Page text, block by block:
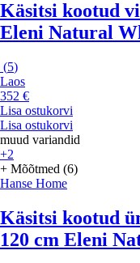
Käsitsi kootud
Eleni Natural
(5)
Laos
352 €
Lisa ostukorvi
Lisa ostukorvi
muud variandid
+2
+ Mõõtmed (6)
Hanse Home
Käsitsi kootud
120 cm Eleni